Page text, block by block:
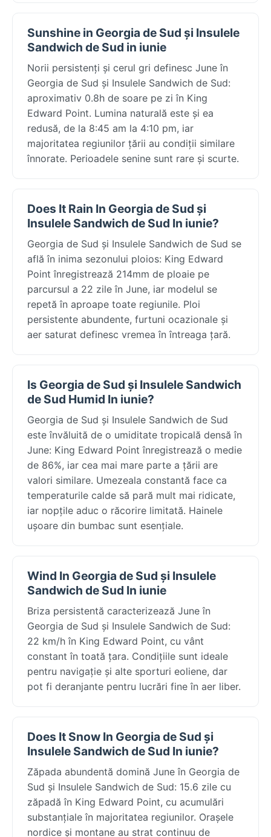
Sunshine in Georgia de Sud și Insulele
Sandwich de Sud in iunie
Norii persistenți și cerul gri definesc June în
Georgia de Sud și Insulele Sandwich de Sud:
aproximativ 0.8h de soare pe zi în King
Edward Point. Lumina naturală este și ea
redusă, de la 8:45 am la 4:10 pm, iar
majoritatea regiunilor țării au condiții similare
înnorate. Perioadele senine sunt rare și scurte.
Does It Rain In Georgia de Sud și
Insulele Sandwich de Sud In iunie?
Georgia de Sud și Insulele Sandwich de Sud se
află în inima sezonului ploios: King Edward
Point înregistrează 214mm de ploaie pe
parcursul a 22 zile în June, iar modelul se
repetă în aproape toate regiunile. Ploi
persistente abundente, furtuni ocazionale și
aer saturat definesc vremea în întreaga țară.
Is Georgia de Sud și Insulele Sandwich
de Sud Humid In iunie?
Georgia de Sud și Insulele Sandwich de Sud
este învăluită de o umiditate tropicală densă în
June: King Edward Point înregistrează o medie
de 86%, iar cea mai mare parte a țării are
valori similare. Umezeala constantă face ca
temperaturile calde să pară mult mai ridicate,
iar nopțile aduc o răcorire limitată. Hainele
ușoare din bumbac sunt esențiale.
Wind In Georgia de Sud și Insulele
Sandwich de Sud In iunie
Briza persistentă caracterizează June în
Georgia de Sud și Insulele Sandwich de Sud:
22 km/h în King Edward Point, cu vânt
constant în toată țara. Condițiile sunt ideale
pentru navigație și alte sporturi eoliene, dar
pot fi deranjante pentru lucrări fine în aer liber.
Does It Snow In Georgia de Sud și
Insulele Sandwich de Sud In iunie?
Zăpada abundentă domină June în Georgia de
Sud și Insulele Sandwich de Sud: 15.6 zile cu
zăpadă în King Edward Point, cu acumulări
substanțiale în majoritatea regiunilor. Orașele
nordice și montane au strat continuu de